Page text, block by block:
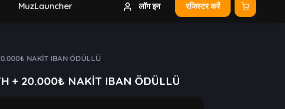
लॉग इन रजिस्टर करें
MuzLauncher
NAKİT IBAN ÖDÜLLÜ
+ 20.000₺ NAKİT IBAN ÖDÜLLÜ